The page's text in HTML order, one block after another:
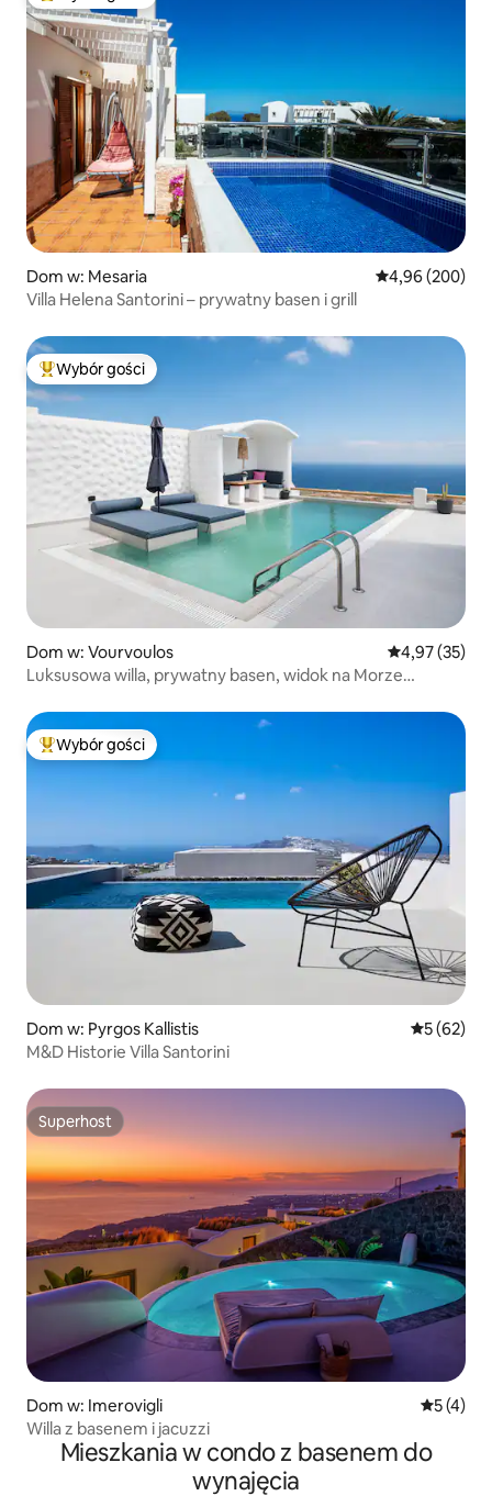
Dom w: Mesaria Średnia
4,96 (200)
Villa Helena Santorini – prywatny basen i grill
Najpopularniejsze z kategorii Wybór gości
Wybór gości
Dom w: Vourvoulos Średnia
4,97 (35)
Luksusowa willa, prywatny basen, widok na Morze
Najpopularniejsze z kategorii Wybór gości
Wybór gości
Dom w: Pyrgos Kallistis Średnia
5 (62)
M&D Historie Villa Santorini
Superhost
Superhost
Dom w: Imerovigli Średnia
5 (4)
Willa z basenem i jacuzzi
Mieszkania w condo z basenem do
wynajęcia